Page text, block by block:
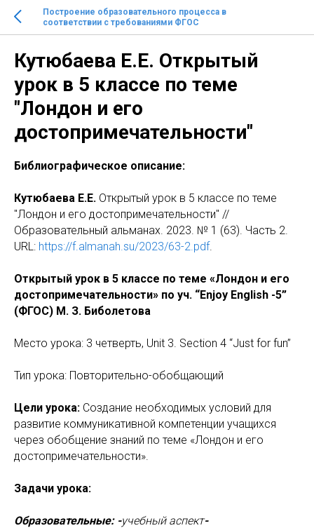
Построение образовательного процесса в
соответствии с требованиями ФГОС
Кутюбаева Е.Е. Открытый
урок в 5 классе по теме
"Лондон и его
достопримечательности"
Библиографическое описание:
Кутюбаева Е.Е. Открытый урок в 5 классе по теме
"Лондон и его достопримечательности" //
Образовательный альманах. 2023. № 1 (63). Часть 2.
URL: https://f.almanah.su/2023/63-2.pdf.
Открытый урок в 5 классе по теме «Лондон и его
достопримечательности» по уч. “Enjoy English -5”
(ФГОС) М. З. Биболетова
Место урока: 3 четверть, Unit 3. Section 4 “Just for fun”
Тип урока: Повторительно-обобщающий
Цели урока: Создание необходимых условий для
развитие коммуникативной компетенции учащихся
через обобщение знаний по теме «Лондон и его
достопримечательности».
Задачи урока:
Образовательные: -учебный аспект-